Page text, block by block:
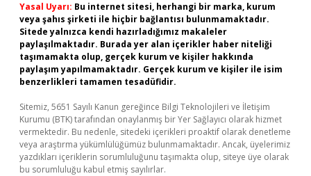
Yasal Uyarı: Bu internet sitesi, herhangi bir marka, kurum
veya şahıs şirketi ile hiçbir bağlantısı bulunmamaktadır.
Sitede yalnızca kendi hazırladığımız makaleler
paylaşılmaktadır. Burada yer alan içerikler haber niteliği
taşımamakta olup, gerçek kurum ve kişiler hakkında
paylaşım yapılmamaktadır. Gerçek kurum ve kişiler ile isim
benzerlikleri tamamen tesadüfidir.
Sitemiz, 5651 Sayılı Kanun gereğince Bilgi Teknolojileri ve İletişim
Kurumu (BTK) tarafından onaylanmış bir Yer Sağlayıcı olarak hizmet
vermektedir. Bu nedenle, sitedeki içerikleri proaktif olarak denetleme
veya araştırma yükümlülüğümüz bulunmamaktadır. Ancak, üyelerimiz
yazdıkları içeriklerin sorumluluğunu taşımakta olup, siteye üye olarak
bu sorumluluğu kabul etmiş sayılırlar.